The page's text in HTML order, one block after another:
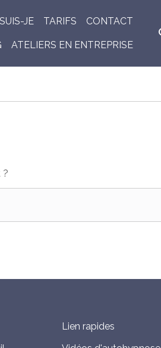
JE TARIFS CONTACT
ATELIERS EN ENTREPRISE
?
Lien rapides